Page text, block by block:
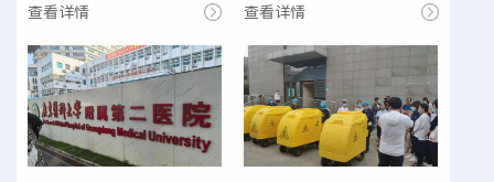
查看详情 查看详情